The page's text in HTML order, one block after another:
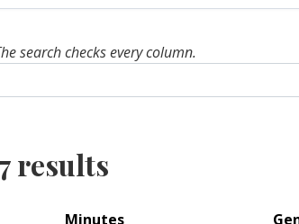
search checks every column.
results
Minutes